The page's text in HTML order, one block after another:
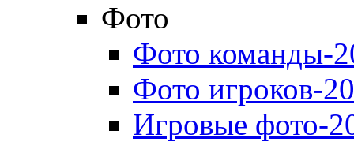
Фото
Фото команды-
Фото игроков-
Игровые фото-